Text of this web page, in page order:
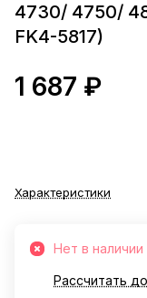
4730/ 4750/
FK4-5817)
1 687 ₽
Характеристики
Нет в наличии
Рассчитать